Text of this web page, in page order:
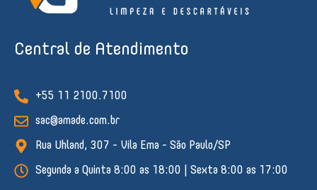
Central de Atendimento
+55 11 2100.7100
sac@amade.com.br
Rua Uhland, 307 - Vila Ema - São Paulo/SP
Segunda a Quinta 8:00 as 18:00 | Sexta 8:00 as 17:00